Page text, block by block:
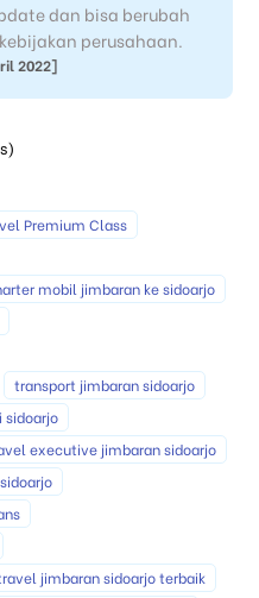
dan bisa berubah
perusahaan.
2022]
Premium Class
mobil jimbaran ke sidoarjo
transport jimbaran sidoarjo
sidoarjo
executive jimbaran sidoarjo
jimbaran sidoarjo terbaik